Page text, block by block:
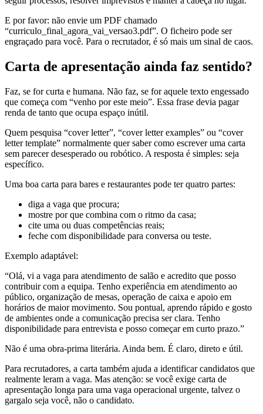
E por favor: não envie um PDF chamado
“curriculo_final_agora_vai_versao3.pdf”. O ficheiro pode ser
engraçado para você. Para o recrutador, é só mais um sinal de caos.
Carta de apresentação ainda faz sentido?
Faz, se for curta e humana. Não faz, se for aquele texto engessado
que começa com “venho por este meio”. Essa frase devia pagar
renda de tanto que ocupa espaço inútil.
Quem pesquisa “cover letter”, “cover letter examples” ou “cover
letter template” normalmente quer saber como escrever uma carta
sem parecer desesperado ou robótico. A resposta é simples: seja
específico.
Uma boa carta para bares e restaurantes pode ter quatro partes:
diga a vaga que procura;
mostre por que combina com o ritmo da casa;
cite uma ou duas competências reais;
feche com disponibilidade para conversa ou teste.
Exemplo adaptável:
“Olá, vi a vaga para atendimento de salão e acredito que posso
contribuir com a equipa. Tenho experiência em atendimento ao
público, organização de mesas, operação de caixa e apoio em
horários de maior movimento. Sou pontual, aprendo rápido e gosto
de ambientes onde a comunicação precisa ser clara. Tenho
disponibilidade para entrevista e posso começar em curto prazo.”
Não é uma obra-prima literária. Ainda bem. É claro, direto e útil.
Para recrutadores, a carta também ajuda a identificar candidatos que
realmente leram a vaga. Mas atenção: se você exige carta de
apresentação longa para uma vaga operacional urgente, talvez o
gargalo seja você, não o candidato.